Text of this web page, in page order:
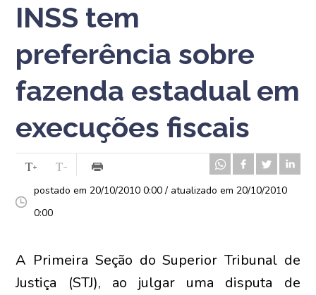
INSS tem
preferência sobre
fazenda estadual em
execuções fiscais
postado em 20/10/2010 0:00 / atualizado em 20/10/2010
0:00
A Primeira Seção do Superior Tribunal de
Justiça (STJ), ao julgar uma disputa de